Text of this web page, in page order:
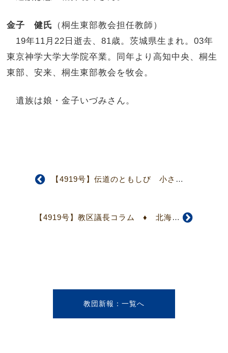
金子 健氏
（桐生東部教会担任教師）
19年11月22日逝去、81歳。茨城県生まれ。03年
東京神学大学大学院卒業。同年より高知中央、桐生
東部、安来、桐生東部教会を牧会。
遺族は娘・金子いづみさん。
【4919号】伝道のともしび 小さい者の一人 東北教区・社会福祉法人仙台キリスト教育児院 院長 鈴木 重良
【4919号】教区議長コラム ♦ 北海教区 ♦ 原 和人 ギリギリでいこう！
教団新報